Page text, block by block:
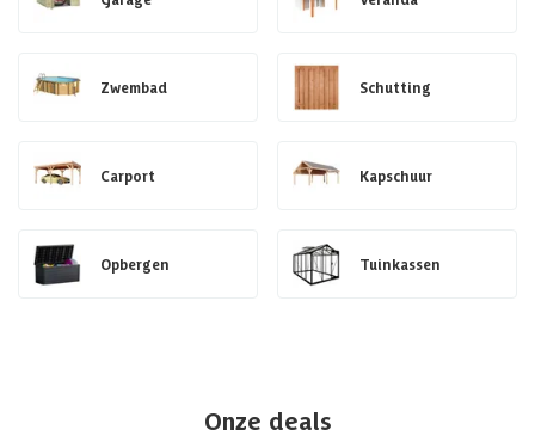
Zwembad Schutting
Carport Kapschuur
Opbergen Tuinkassen
Onze deals